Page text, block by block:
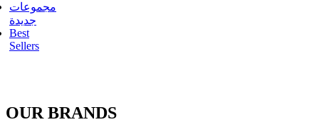
مجموعات
جديدة
Best
Sellers
OUR BRANDS